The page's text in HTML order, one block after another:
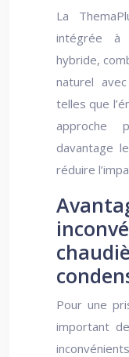
La
intégrée à
hybride,
naturel
telles que
approche
davantage
réduire
Pour une
important